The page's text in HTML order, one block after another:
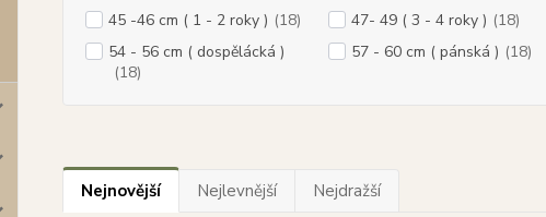
45 -46 cm ( 1 - 2 roky ) (18) 47- 49 ( 3 - 4 roky ) (18)
54 - 56 cm ( dospělácká )
(18)
57 - 60 cm ( pánská ) (18)
Nejnovější Nejlevnější Nejdražší